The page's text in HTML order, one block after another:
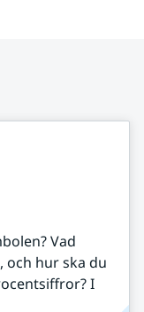
Vad
och hur ska du
I